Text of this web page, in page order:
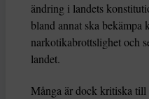
ändring i landets
bland annat ska bekämpa
narkotikabrottslighet och
landet.
Många är dock kritiska till